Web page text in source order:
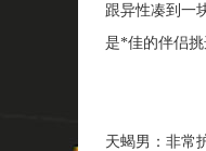
跟异性凑到一
是*佳的伴侣挑
天蝎男：非常